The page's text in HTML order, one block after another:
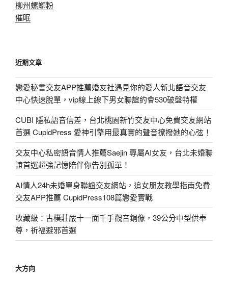
柳州螺螄粉
催眠
近期文章
戀愛秘書交友APP推薦婚友社遇見你的愛人新北語音交友
中心快速脫單，vip線上線下男女聯誼約會530破盤特權
CUBI 隱私語音信差，台北桃園新竹交友中心免費交友網站
首選 CupidPress 愛神引擎用最真實的聲音撩撥她的心弦！
交友中心私密語音情人推薦Saejin 專屬AI女友，台北未婚聯
誼首選超強記憶陪伴你告別孤單！
AI情人24h未婚單身聯誼交友網站，追女朋友教學指南免費
交友APP推薦 CupidPress108篇戀愛實戰
收藏級：古樸莊嚴十一面千手觀音銅像，39公分中型供奉
尊，祈福避邪首選
大方向